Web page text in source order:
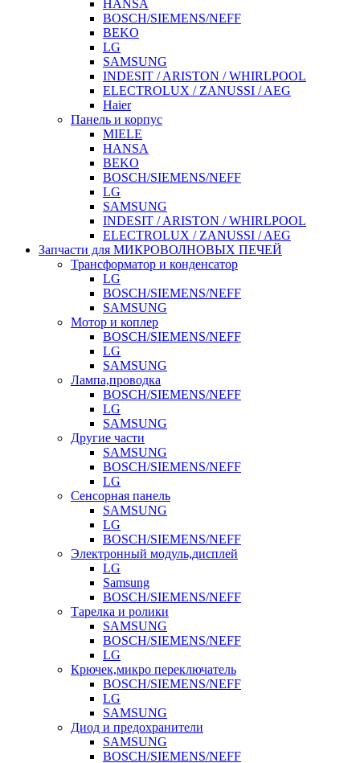
HANSA
BOSCH/SIEMENS/NEFF
BEKO
LG
SAMSUNG
INDESIT / ARISTON / WHIRLPOOL
ELECTROLUX / ZANUSSI / AEG
Haier
Панель и корпус
MIELE
HANSA
BEKO
BOSCH/SIEMENS/NEFF
LG
SAMSUNG
INDESIT / ARISTON / WHIRLPOOL
ELECTROLUX / ZANUSSI / AEG
Запчасти для МИКРОВОЛНОВЫХ ПЕЧЕЙ
Трансформатор и конденсатор
LG
BOSCH/SIEMENS/NEFF
SAMSUNG
Мотор и коплер
BOSCH/SIEMENS/NEFF
LG
SAMSUNG
Лампа,проводка
BOSCH/SIEMENS/NEFF
LG
SAMSUNG
Другие части
SAMSUNG
BOSCH/SIEMENS/NEFF
LG
Сенсорная панель
SAMSUNG
LG
BOSCH/SIEMENS/NEFF
Электронный модуль,дисплей
LG
Samsung
BOSCH/SIEMENS/NEFF
Тарелка и ролики
SAMSUNG
BOSCH/SIEMENS/NEFF
LG
Крючек,микро переключатель
BOSCH/SIEMENS/NEFF
LG
SAMSUNG
Диод и предохранители
SAMSUNG
BOSCH/SIEMENS/NEFF